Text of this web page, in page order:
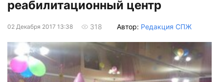
реабилитационный центр
02 Декабря 2017 13:38 318 Автор: Редакция СПЖ